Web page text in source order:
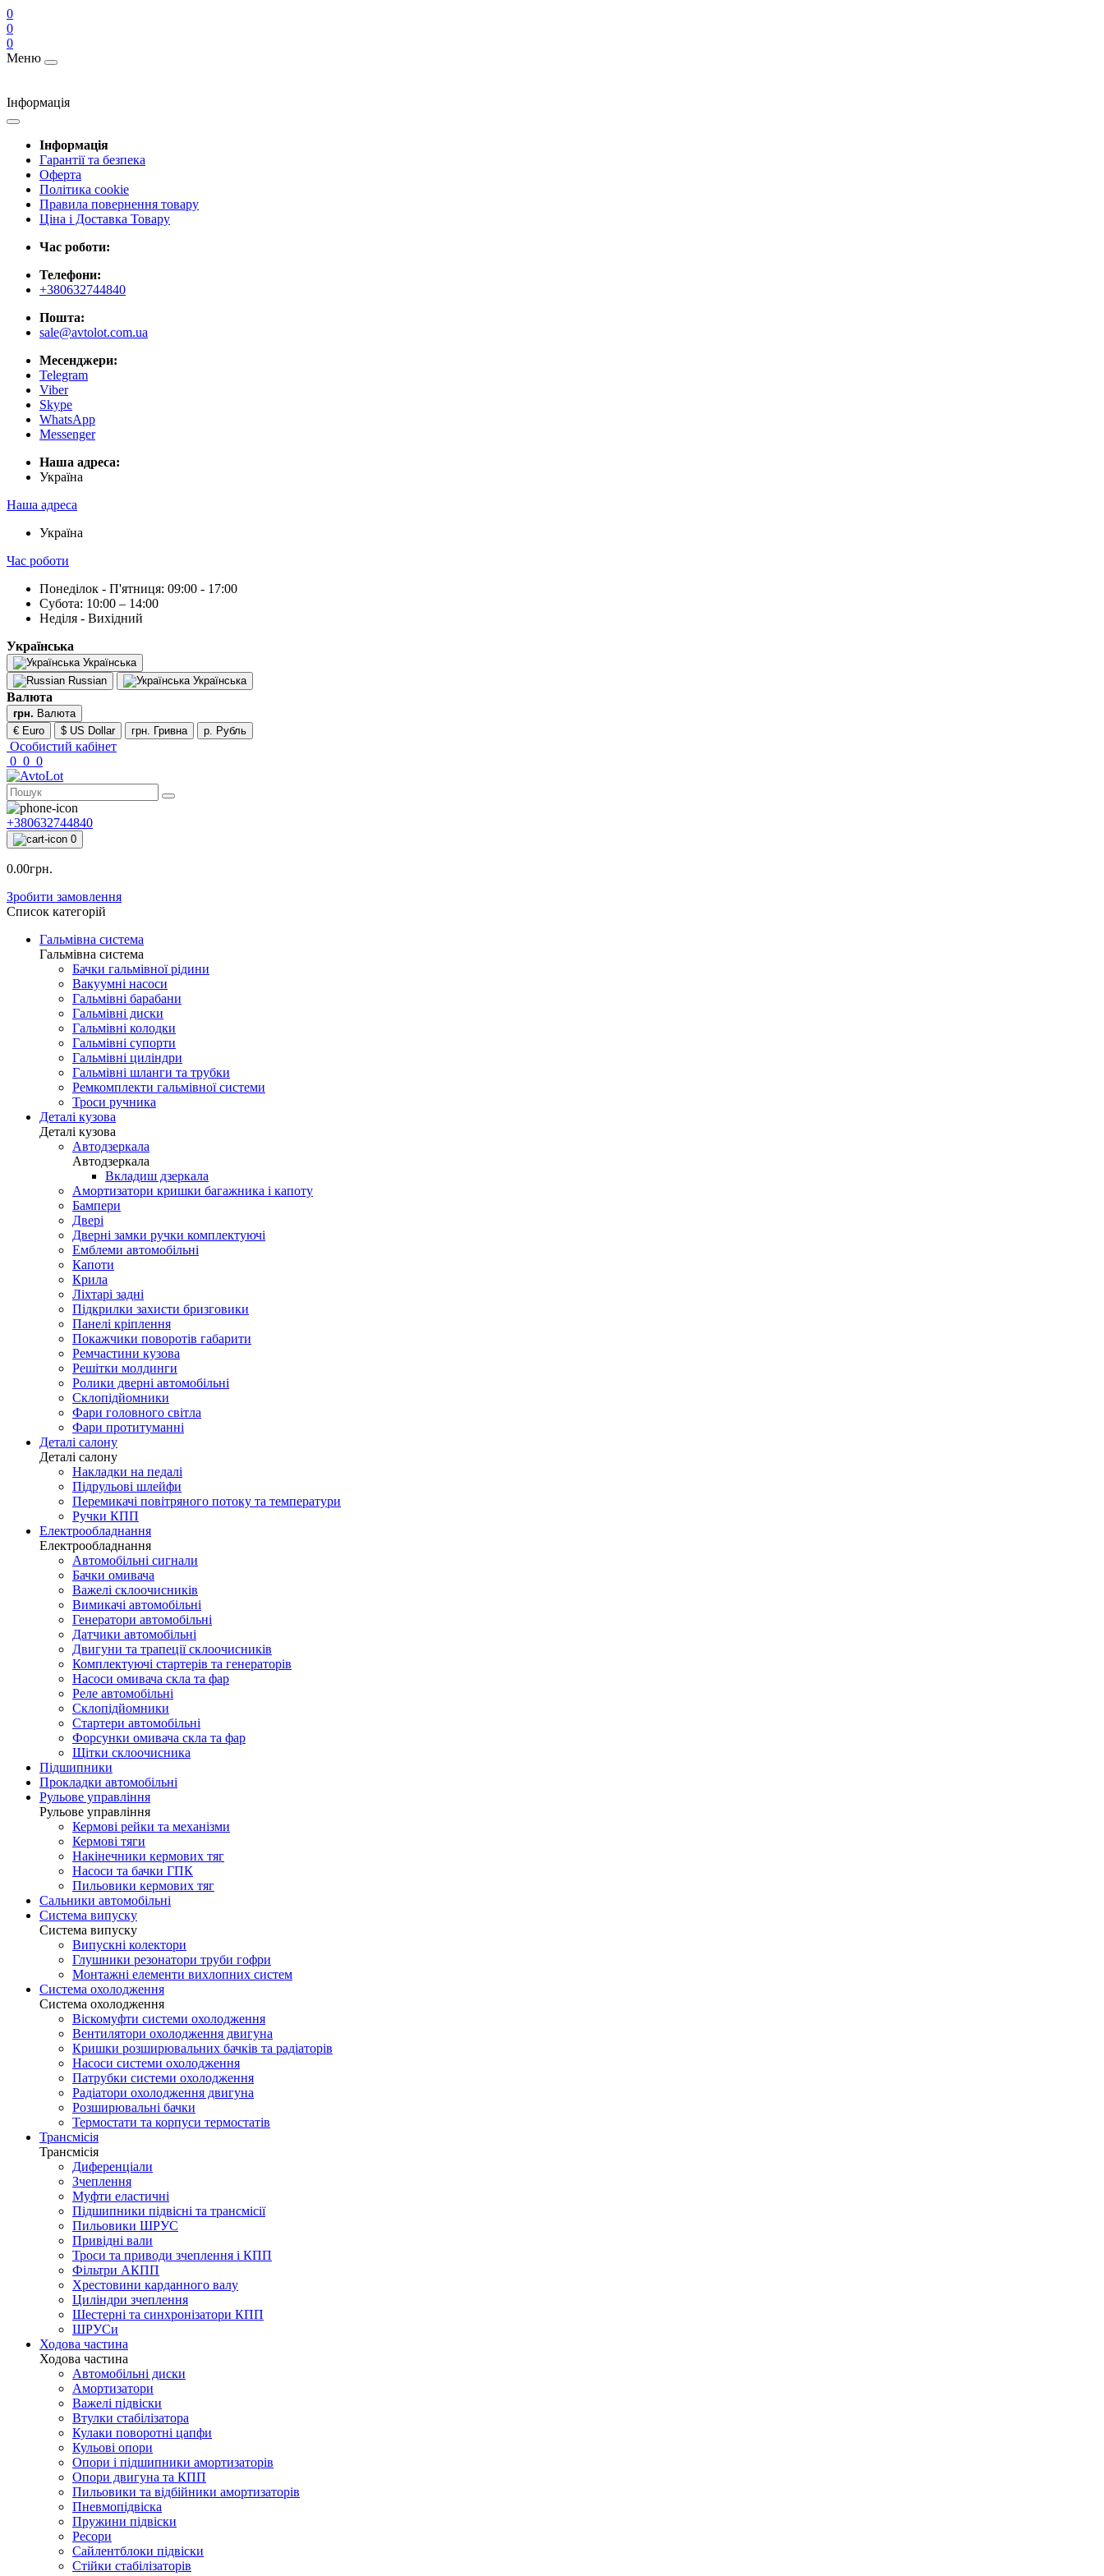
0
0
0
Меню
Інформація
Інформація
Гарантії та безпека
Оферта
Політика cookie
Правила повернення товару
Ціна і Доставка Товару
Час роботи:
Телефони:
+380632744840
Пошта:
sale@avtolot.com.ua
Месенджери:
Telegram
Viber
Skype
WhatsApp
Messenger
Наша адреса:
Українa
Наша адреса
Українa
Час роботи
Понеділок - П'ятниця: 09:00 - 17:00
Субота: 10:00 – 14:00
Неділя - Вихідний
Українська
Українська
Russian
Українська
Валюта
грн. Валюта
€ Euro
$ US Dollar грн. Гривна р. Рубль
Особистий кабінет
0 0 0
+380632744840
0
0.00грн.
Зробити замовлення
Список категорій
Гальмівна система
Гальмівна система
Бачки гальмівної рідини
Вакуумні насоси
Гальмівні барабани
Гальмівні диски
Гальмівні колодки
Гальмівні супорти
Гальмівні циліндри
Гальмівні шланги та трубки
Ремкомплекти гальмівної системи
Троси ручника
Деталі кузова
Деталі кузова
Автодзеркала
Автодзеркала
Вкладиш дзеркала
Амортизатори кришки багажника і капоту
Бампери
Двері
Дверні замки ручки комплектуючі
Емблеми автомобільні
Капоти
Крила
Ліхтарі задні
Підкрилки захисти бризговики
Панелі кріплення
Покажчики поворотів габарити
Ремчастини кузова
Решітки молдинги
Ролики дверні автомобільні
Склопідйомники
Фари головного світла
Фари протитуманні
Деталі салону
Деталі салону
Накладки на педалі
Підрульові шлейфи
Перемикачі повітряного потоку та температури
Ручки КПП
Електрообладнання
Електрообладнання
Автомобільні сигнали
Бачки омивача
Важелі склоочисників
Вимикачі автомобільні
Генератори автомобільні
Датчики автомобільні
Двигуни та трапеції склоочисників
Комплектуючі стартерів та генераторів
Насоси омивача скла та фар
Реле автомобільні
Склопідйомники
Стартери автомобільні
Форсунки омивача скла та фар
Щітки склоочисника
Підшипники
Прокладки автомобільні
Рульове управління
Рульове управління
Кермові рейки та механізми
Кермові тяги
Накінечники кермових тяг
Насоси та бачки ГПК
Пильовики кермових тяг
Сальники автомобільні
Система випуску
Система випуску
Випускні колектори
Глушники резонатори труби гофри
Монтажні елементи вихлопних систем
Система охолодження
Система охолодження
Віскомуфти системи охолодження
Вентилятори охолодження двигуна
Кришки розширювальних бачків та радіаторів
Насоси системи охолодження
Патрубки системи охолодження
Радіатори охолодження двигуна
Розширювальні бачки
Термостати та корпуси термостатів
Трансмісія
Трансмісія
Диференціали
Зчеплення
Муфти еластичні
Підшипники підвісні та трансмісії
Пильовики ШРУС
Привідні вали
Троси та приводи зчеплення і КПП
Фільтри АКПП
Хрестовини карданного валу
Циліндри зчеплення
Шестерні та синхронізатори КПП
ШРУСи
Ходова частина
Ходова частина
Автомобільні диски
Амортизатори
Важелі підвіски
Втулки стабілізатора
Кулаки поворотні цапфи
Кульові опори
Опори і підшипники амортизаторів
Опори двигуна та КПП
Пильовики та відбійники амортизаторів
Пневмопідвіска
Пружини підвіски
Ресори
Сайлентблоки підвіски
Стійки стабілізаторів